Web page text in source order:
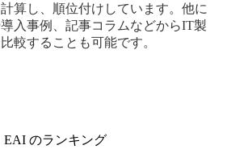
し、順位付けしています。他に
事例、記事コラムなどからIT製
することも可能です。
のランキング